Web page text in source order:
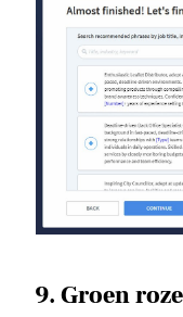
9. Groen